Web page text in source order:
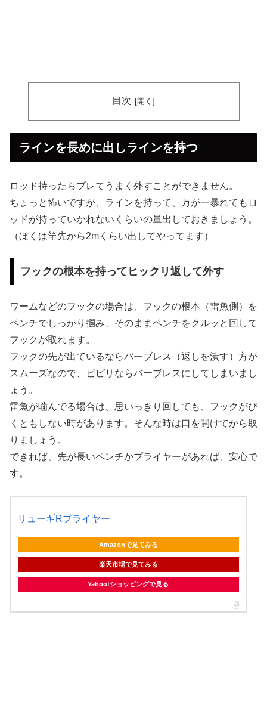
目次
ラインを長めに出しラインを持つ
ロッド持ったらブレてうまく外すことができません。
ちょっと怖いですが、ラインを持って、万が一暴れてもロ
ッドが持っていかれないくらいの量出しておきましょう。
（ぼくは竿先から2mくらい出してやってます）
フックの根本を持ってヒックリ返して外す
ワームなどのフックの場合は、フックの根本（雷魚側）を
ペンチでしっかり掴み、そのままペンチをクルッと回して
フックが取れます。
フックの先が出ているならバーブレス（返しを潰す）方が
スムーズなので、ビビリならバーブレスにしてしまいまし
ょう。
雷魚が噛んでる場合は、思いっきり回しても、フックがび
くともしない時があります。そんな時は口を開けてから取
りましょう。
できれば、先が長いペンチかプライヤーがあれば、安心で
す。
リューギRプライヤー
Amazonで見てみる
楽天市場で見てみる
Yahoo!ショッピングで見る